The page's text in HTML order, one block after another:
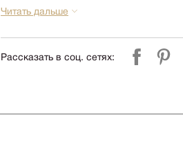
компании Релофт. (запросить срок)
компании Релофт. (запросить срок)
Читать дальше
Рассказать в соц. сетях: